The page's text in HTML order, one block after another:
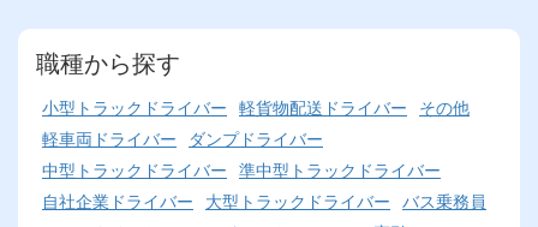
職種から探す
小型トラックドライバー 軽貨物配送ドライバー
その他
軽車両ドライバー
ダンプドライバー
中型トラックドライバー 準中型トラックドライバー
自社企業ドライバー
大型トラックドライバー バス乗務員